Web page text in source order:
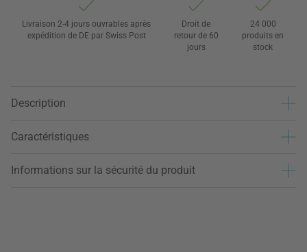
Livraison 2-4 jours ouvrables après
expédition de DE par Swiss Post
Droit de
retour de 60
jours
24 000
produits en
stock
Description
Caractéristiques
Informations sur la sécurité du produit